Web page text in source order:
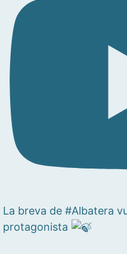
La breva de #Albatera
protagonista